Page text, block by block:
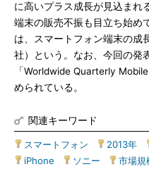
に高いプラス成長が見込まれ
端末の販売不振も目立ち始め
は、スマートフォン端末の成
社）という。なお、今回の発
「Worldwide Quarterly
められている。
関連キーワード
スマートフォン 2013年
iPhone
ソニー 市場規